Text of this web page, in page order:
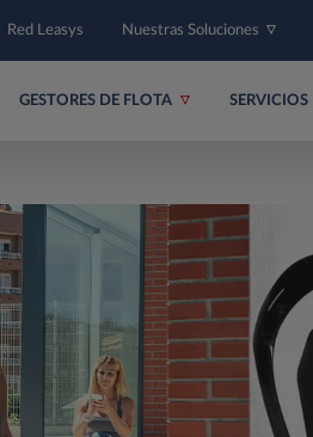
Red Leasys Nuestras Soluciones
GESTORES DE FLOTA SERVICIOS